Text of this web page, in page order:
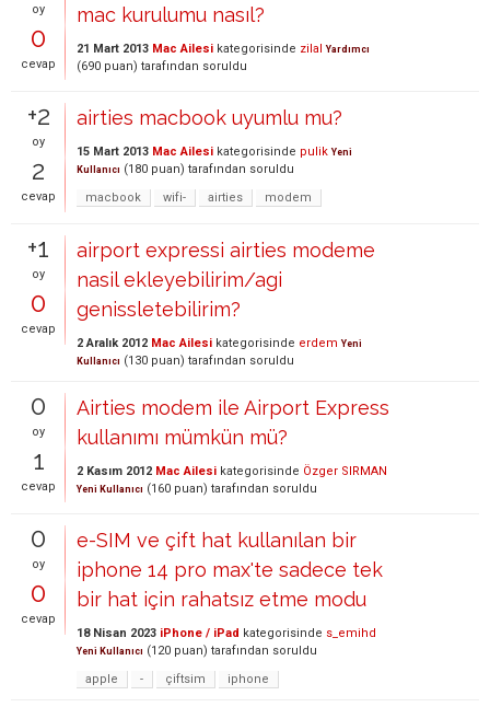
oy
0
cevap
mac kurulumu nasıl?
21 Mart 2013 Mac Ailesi kategorisinde zilal Yardımcı
(690 puan) tarafından soruldu
+2
oy
2
cevap
airties macbook uyumlu mu?
15 Mart 2013 Mac Ailesi kategorisinde pulik Yeni
Kullanıcı (180 puan) tarafından soruldu
macbook
wifi- airties modem
+1
oy
0
cevap
airport expressi airties modeme
nasil ekleyebilirim/agi
genissletebilirim?
2 Aralık 2012 Mac Ailesi kategorisinde erdem Yeni
Kullanıcı (130 puan) tarafından soruldu
0
oy
1
cevap
Airties modem ile Airport Express
kullanımı mümkün mü?
2 Kasım 2012 Mac Ailesi kategorisinde Özger SIRMAN
Yeni Kullanıcı (160 puan) tarafından soruldu
0
oy
0
cevap
e-SIM ve çift hat kullanılan bir
iphone 14 pro max'te sadece tek
bir hat için rahatsız etme modu
18 Nisan 2023 iPhone / iPad kategorisinde s_emihd
Yeni Kullanıcı (120 puan) tarafından soruldu
apple
- çiftsim iphone